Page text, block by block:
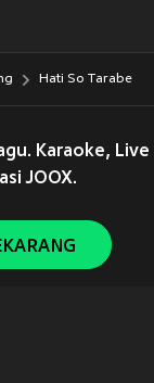
Hati So Tarabe
Karaoke, Live
JOOX.